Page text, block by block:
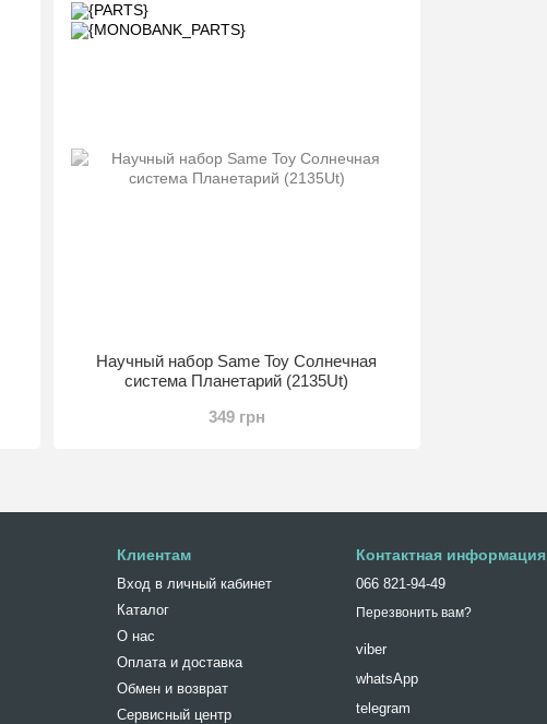
Научный набор Same Toy Солнечная
система Планетарий (2135Ut)
349 грн
Клиентам
Вход в личный кабинет
Каталог
О нас
Оплата и доставка
Обмен и возврат
Сервисный центр
Контактная информация
066 821-94-49
Перезвонить вам?
viber
whatsApp
telegram